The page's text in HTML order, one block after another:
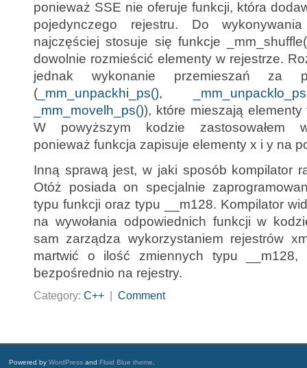
ponieważ SSE nie oferuje funkcji, która
pojedynczego rejestru. Do
najczęściej stosuje się funkcje
dowolnie rozmieścić elementy w rejestrze.
jednak wykonanie przemieszań za
( _mm_unpackhi_ps(),
_mm_movelh_ps()), które mieszają
W powyższym kodzie zastosowałem
ponieważ funkcja zapisuje elementy x i y na
Inną sprawą jest, w jaki sposób kompilator
Otóż posiada on specjalnie
typu funkcji oraz typu __m128. Kompilator
na wywołania odpowiednich funkcji w
sam zarządza wykorzystaniem rejestrów
martwić o ilość zmiennych typu __m128,
bezpośrednio na rejestry.
Category: C++ Comment
Powered by WordPress and Fluid Blue theme